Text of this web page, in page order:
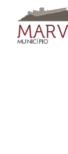
content